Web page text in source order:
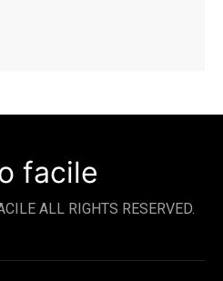
facile
ALL RIGHTS RESERVED.